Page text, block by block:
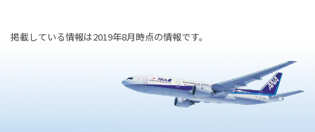
掲載している情報は2019年8月時点の情報です。